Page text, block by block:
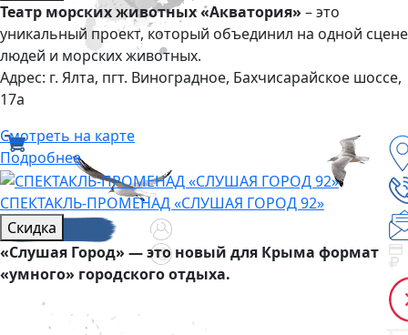
Театр морских животных «Акватория» – это
уникальный проект, который объединил на одной сцене
людей и морских животных.
Адрес: г. Ялта, пгт. Виноградное, Бахчисарайское шоссе,
17а
Смотреть на карте
Подробнее
СПЕКТАКЛЬ-ПРОМЕНАД «СЛУШАЯ ГОРОД 92»
Скидка
«Слушая Город» — это новый для Крыма формат
«умного» городского отдыха.